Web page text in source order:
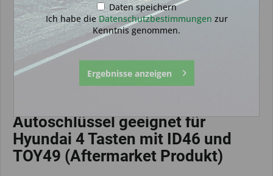
Autoschlüssel geeignet für
Hyundai 4 Tasten mit ID46 und
TOY49 (Aftermarket Produkt)
Daten speichern
Ich habe dieDatenschutzbestimmungen zur
Kenntnis genommen.
Ergebnisse anzeigen